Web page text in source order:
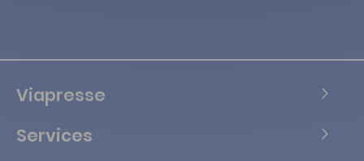
Viapresse
Services